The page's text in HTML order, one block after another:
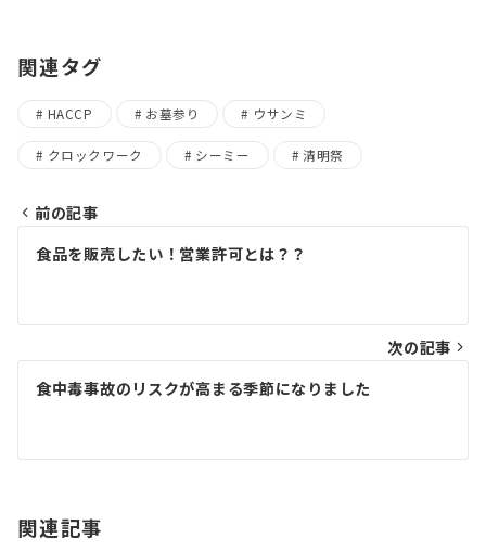
関連タグ
HACCP お墓参り ウサンミ
クロックワーク シーミー 清明祭
投
ナ
ビ
ゲ
シ
ン
前の記事
食品を販売したい！営業許可とは？？
次の記事
食中毒事故のリスクが高まる季節になりました
関連記事